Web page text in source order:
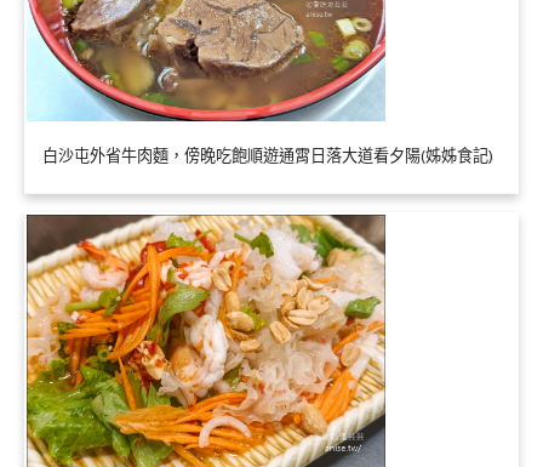
白沙屯外省牛肉麵，傍晚吃飽順遊通霄日落大道看夕陽(姊姊食記)